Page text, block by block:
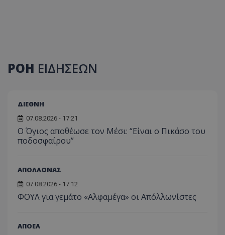
ΡΟΗ ΕΙΔΗΣΕΩΝ
ΔΙΕΘΝΗ
07.08.2026 - 17:21
Ο Όγιος αποθέωσε τον Μέσι: “Είναι ο Πικάσο του
ποδοσφαίρου”
ΑΠΟΛΛΩΝΑΣ
07.08.2026 - 17:12
ΦΟΥΛ για γεμάτο «Αλφαμέγα» οι Απόλλωνίστες
ΑΠΟΕΛ